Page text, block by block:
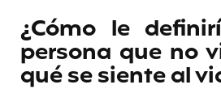
¿Cómo le
persona que no
qué se siente al